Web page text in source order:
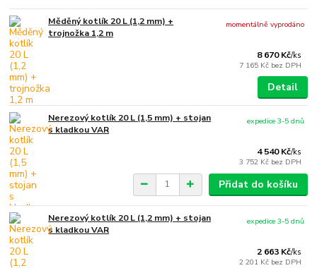
Měděný kotlík 20 L (1,2 mm) +
trojnožka 1,2 m
8 670 Kč/ks
7 165 Kč bez DPH
momentálně vyprodáno
Detail
Nerezový kotlík 20 L (1,5 mm) + stojan
s kladkou VAR
4 540 Kč/ks
3 752 Kč bez DPH
expedice 3-5 dnů
Přidat do košíku
Nerezový kotlík 20 L (1,2 mm) + stojan
s kladkou VAR
2 663 Kč/ks
2 201 Kč bez DPH
expedice 3-5 dnů